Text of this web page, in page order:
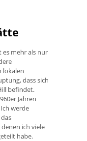
es mehr als nur
lokalen
dass sich
befindet.
Jahren
werde
ich viele
habe.